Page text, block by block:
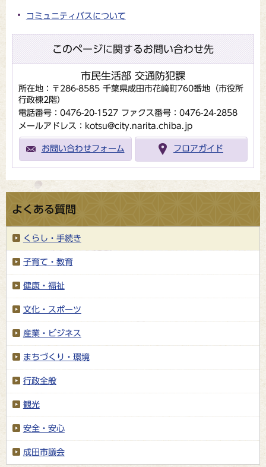
コミュニティバスについて
このページに関するお問い合わせ先
市民生活部 交通防犯課
所在地：〒286-8585 千葉県成田市花崎町760番地（市役所
行政棟2階）
電話番号：0476-20-1527 ファクス番号：0476-24-2858
メールアドレス：kotsu@city.narita.chiba.jp
お問い合わせフォーム フロアガイド
よくある質問
くらし・手続き
子育て・教育
健康・福祉
文化・スポーツ
産業・ビジネス
まちづくり・環境
行政全般
観光
安全・安心
成田市議会